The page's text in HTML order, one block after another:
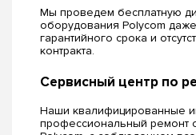
Мы проведем бесплатную
оборудования Polycom
гарантийного срока и
контракта.
Сервисный центр по
Наши квалифицированные
профессиональный ремонт